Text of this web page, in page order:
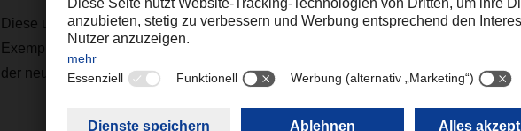
Diese und viele weitere Geschichten finden Sie im aktuellen Heft. Sie erhalten Ihr
Exemplar inIhrer Niederlassung
oder hier als PDF. Wir wünschen Ihnen viel
der neuen Ausgabe.